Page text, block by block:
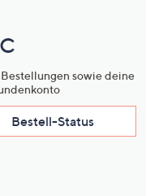
sowie deine
Bestell-Status